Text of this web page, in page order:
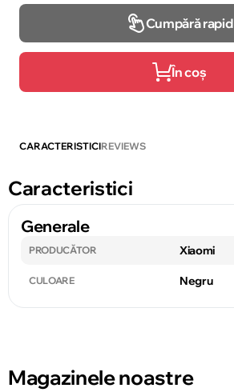
Cumpără rapid
În coș
CARACTERISTICIREVIEWS
Caracteristici
Generale
PRODUCĂTOR Xiaomi
CULOARE Negru
Magazinele noastre